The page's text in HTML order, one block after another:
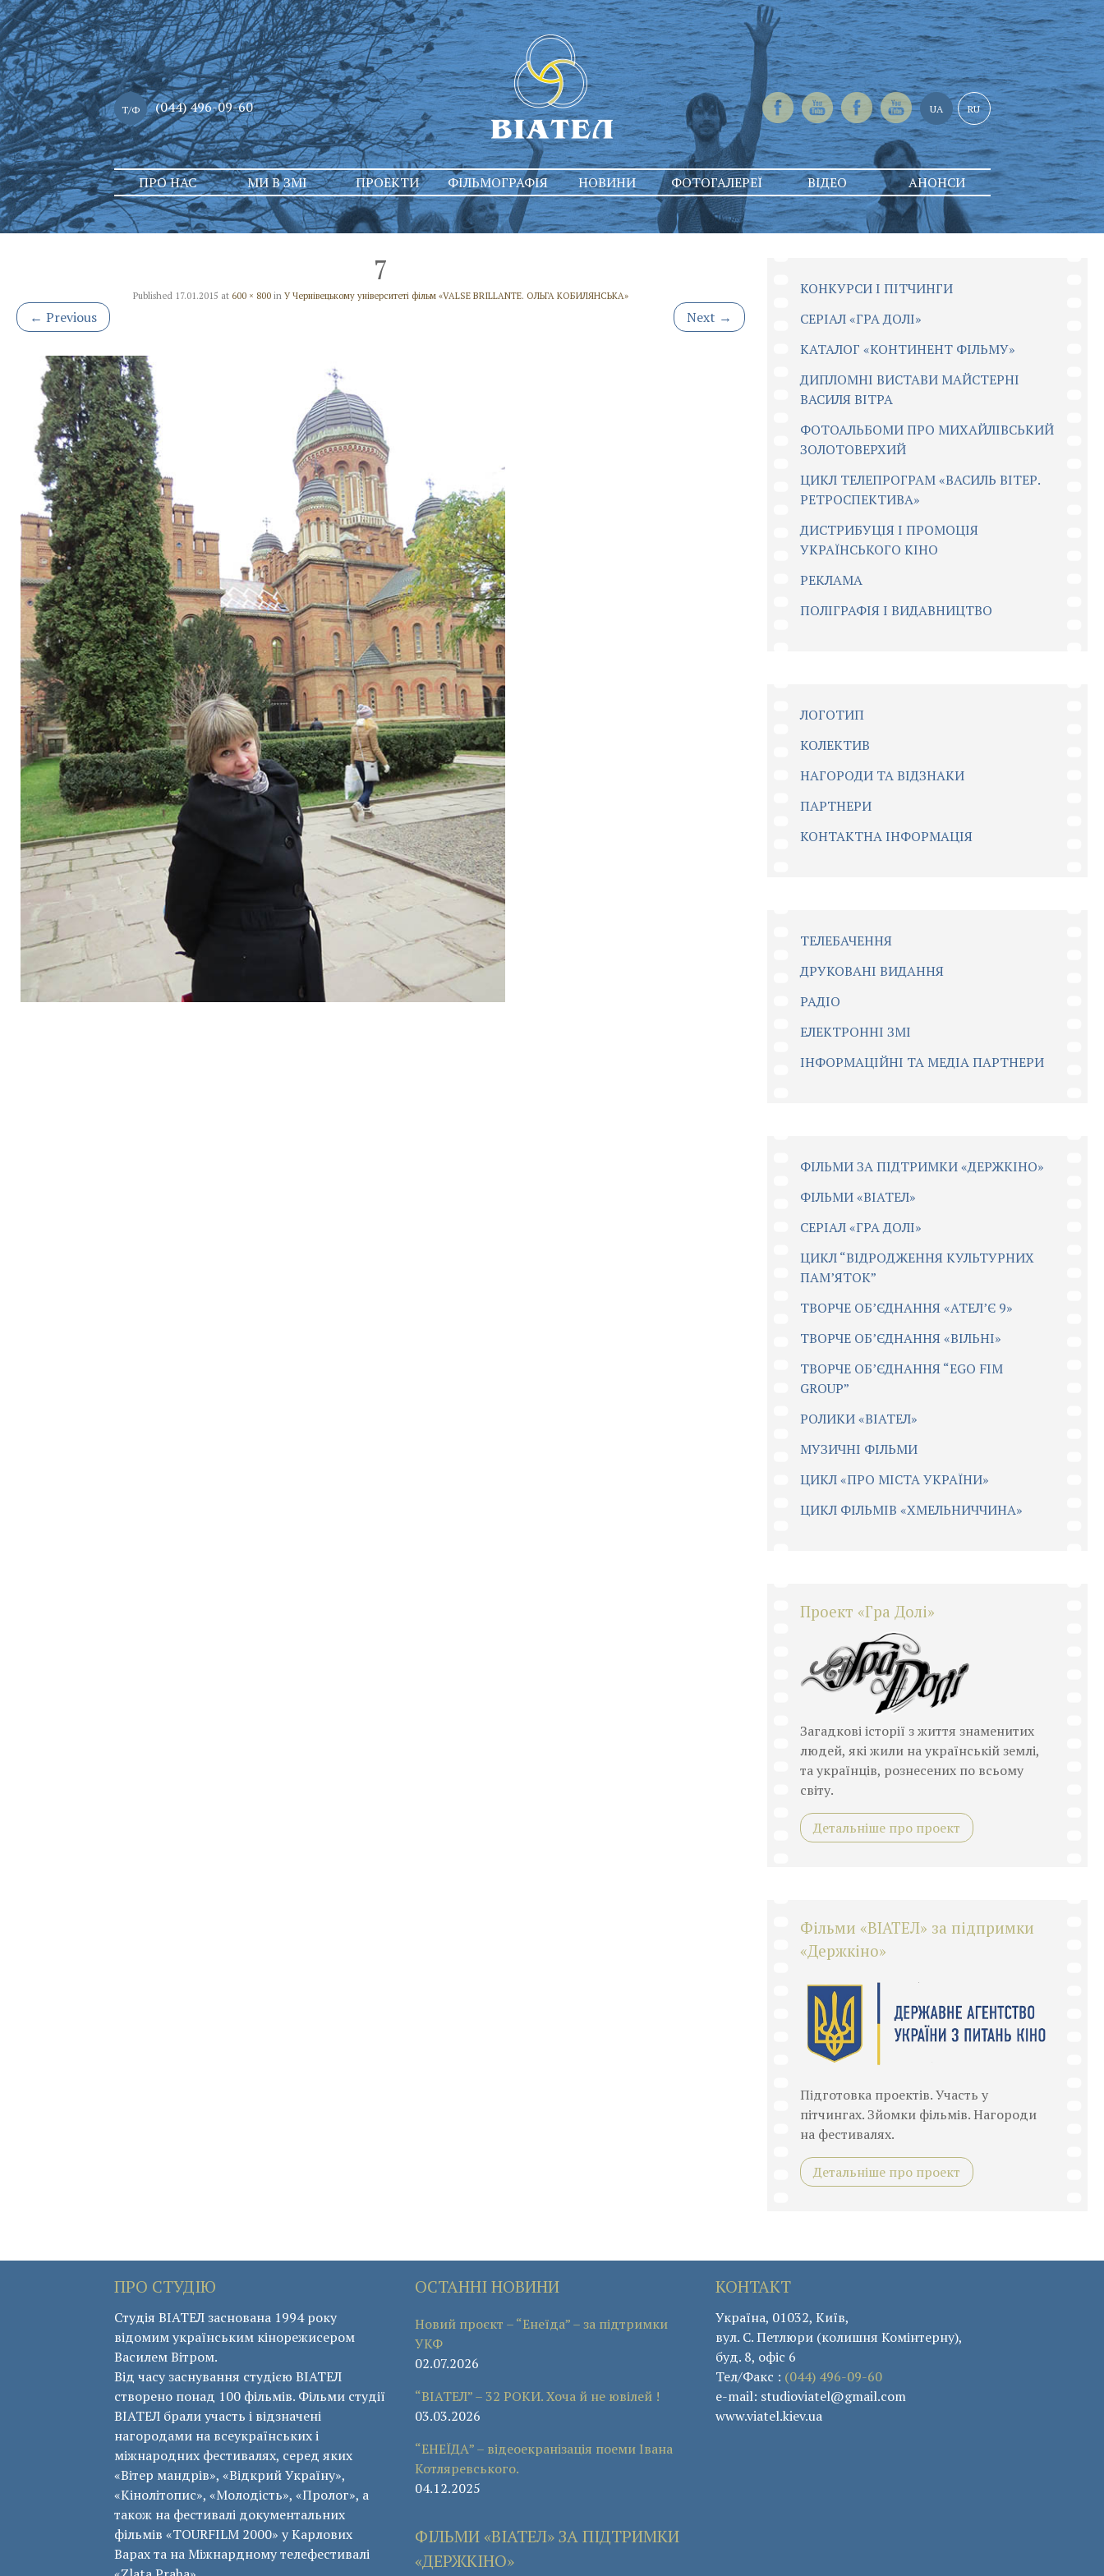
Т/Ф (044) 496-09-60 UA RU
Skip
to
content
ПРО НАС МИ В ЗМІ ПРОЕКТИ ФІЛЬМОГРАФІЯ НОВИНИ ФОТОГАЛЕРЕЇ ВІДЕО АНОНСИ
7
Published 17.01.2015 at 600 × 800 inУ Чернівецькому університеті фільм «VALSE BRILLANTE. ОЛЬГА КОБИЛЯНСЬКА»
← Previous Next →
КОНКУРСИ І ПІТЧИНГИ
CЕРІАЛ «ГРА ДОЛІ»
КАТАЛОГ «КОНТИНЕНТ ФІЛЬМУ»
ДИПЛОМНІ ВИСТАВИ МАЙСТЕРНІ
ВАСИЛЯ ВІТРА
ФОТОАЛЬБОМИ ПРО МИХАЙЛІВСЬКИЙ
ЗОЛОТОВЕРХИЙ
ЦИКЛ ТЕЛЕПРОГРАМ «ВАСИЛЬ ВІТЕР.
РЕТРОСПЕКТИВА»
ДИСТРИБУЦІЯ І ПРОМОЦІЯ
УКРАЇНСЬКОГО КІНО
РЕКЛАМА
ПОЛІГРАФІЯ І ВИДАВНИЦТВО
ЛОГОТИП
КОЛЕКТИВ
НАГОРОДИ ТА ВІДЗНАКИ
ПАРТНЕРИ
КОНТАКТНА ІНФОРМАЦІЯ
ТЕЛЕБАЧЕННЯ
ДРУКОВАНІ ВИДАННЯ
РАДІО
ЕЛЕКТРОННІ ЗМІ
ІНФОРМАЦІЙНІ ТА МЕДІА ПАРТНЕРИ
ФІЛЬМИ ЗА ПІДТРИМКИ «ДЕРЖКІНО»
ФІЛЬМИ «ВІАТЕЛ»
СЕРІАЛ «ГРА ДОЛІ»
ЦИКЛ “ВІДРОДЖЕННЯ КУЛЬТУРНИХ
ПАМ’ЯТОК”
ТВОРЧЕ ОБ’ЄДНАННЯ «АТЕЛ’Є 9»
ТВОРЧЕ ОБ’ЄДНАННЯ «ВІЛЬНІ»
ТВОРЧЕ ОБ’ЄДНАННЯ “EGO FIM
GROUP”
РОЛИКИ «ВІАТЕЛ»
МУЗИЧНІ ФІЛЬМИ
ЦИКЛ «ПРО МІСТА УКРАЇНИ»
ЦИКЛ ФІЛЬМІВ «ХМЕЛЬНИЧЧИНА»
Проект «Гра Долі»
Загадкові історії з життя знаменитих
людей, які жили на українській землі,
та українців, рознесених по всьому
світу.
Детальніше про проект
Фільми «ВІАТЕЛ» за підпримки
«Держкіно»
Підготовка проектів. Участь у
пітчингах. Зйомки фільмів. Нагороди
на фестивалях.
Детальніше про проект
ПРО СТУДІЮ
Студія ВІАТЕЛ заснована 1994 року
відомим українським кінорежисером
Василем Вітром.
Від часу заснування студією ВІАТЕЛ
створено понад 100 фільмів. Фільми студії
ВІАТЕЛ брали участь і відзначені
нагородами на всеукраїнських і
міжнародних фестивалях, серед яких
«Вітер мандрів», «Відкрий Україну»,
«Кінолітопис», «Молодість», «Пролог», а
також на фестивалі документальних
фільмів «ТОURFILM 2000» у Карлових
Варах та на Міжнардному телефестивалі
ОСТАННІ НОВИНИ
Новий проєкт – “Енеїда” – за підтримки
УКФ
02.07.2026
“ВІАТЕЛ” – 32 РОКИ. Хоча й не ювілей !
03.03.2026
“ЕНЕЇДА” – відеоекранізація поеми Івана
Котляревського.
04.12.2025
ФІЛЬМИ «ВІАТЕЛ» ЗА ПІДТРИМКИ
«ДЕРЖКІНО»
КОНТАКТ
Україна, 01032, Київ,
вул. С. Петлюри (колишня Комінтерну),
буд. 8, офіс 6
Тел/Факс : (044) 496-09-60
e-mail: studioviatel@gmail.com
www.viatel.kiev.ua